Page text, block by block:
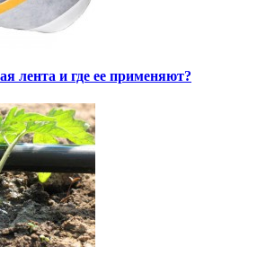
лента и где ее применяют?